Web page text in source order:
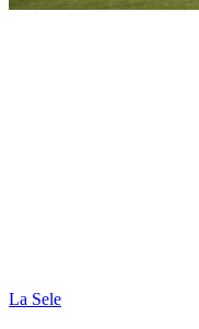
La Sele